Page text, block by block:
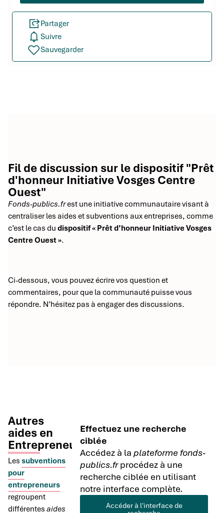
Partager
Suivre
Sauvegarder
Fil de discussion sur le dispositif "Prêt
d'honneur Initiative Vosges Centre
Ouest"
Fonds-publics.frest une initiative communautaire visant à
centraliser les aides et subventions aux entreprises, comme
c’est le cas du dispositif « Prêt d’honneur Initiative Vosges
Centre Ouest ».
Ci-dessous, vous pouvez écrire vos question et
commentaires, pour que la communauté puisse vous
répondre. N’hésitez pas à engager des discussions.
Autres
aides en
Entrepreneuriat
Les subventions
pour
entrepreneurs
regroupent
différentes aides
Effectuez une recherche
ciblée
Accédez à laplateforme fonds-
publics.frprocédez à une
recherche ciblée en utilisant
notre interface complète.
Accéder à l'interface de